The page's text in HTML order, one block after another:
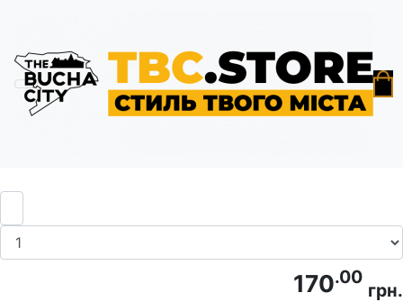
Пін "Бучанець"
170.00
грн.